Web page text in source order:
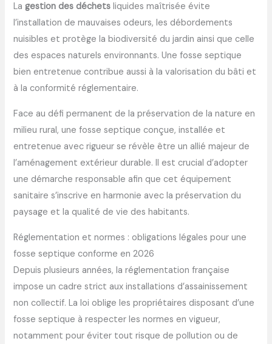
La gestion des déchets liquides maîtrisée évite
l’installation de mauvaises odeurs, les débordements
nuisibles et protège la biodiversité du jardin ainsi que celle
des espaces naturels environnants. Une fosse septique
bien entretenue contribue aussi à la valorisation du bâti et
à la conformité réglementaire.
Face au défi permanent de la préservation de la nature en
milieu rural, une fosse septique conçue, installée et
entretenue avec rigueur se révèle être un allié majeur de
l’aménagement extérieur durable. Il est crucial d’adopter
une démarche responsable afin que cet équipement
sanitaire s’inscrive en harmonie avec la préservation du
paysage et la qualité de vie des habitants.
Réglementation et normes : obligations légales pour une
fosse septique conforme en 2026
Depuis plusieurs années, la réglementation française
impose un cadre strict aux installations d’assainissement
non collectif. La loi oblige les propriétaires disposant d’une
fosse septique à respecter les normes en vigueur,
notamment pour éviter tout risque de pollution ou de